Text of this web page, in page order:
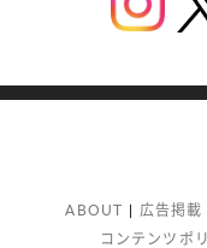
ABOUT 広告掲載
コンテンツポ